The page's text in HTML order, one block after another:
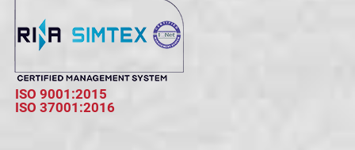
ISO 9001:2015
ISO 37001:2016